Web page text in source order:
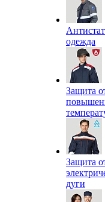
одежда
Защита
Защита
дуги